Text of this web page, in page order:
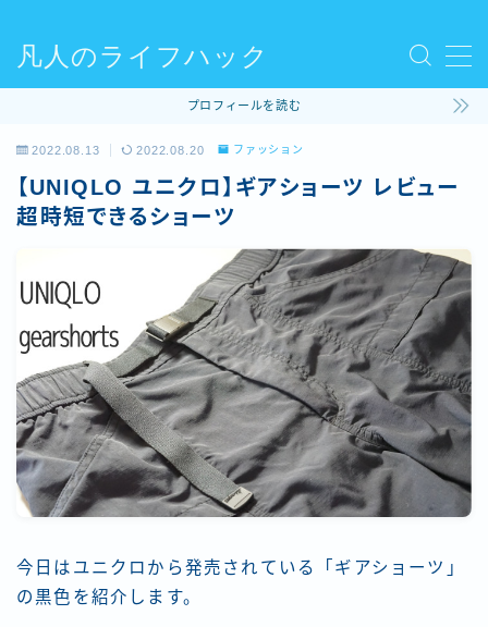
凡人のライフハック
使ってるモノ
ファッション
コラム
ビリヤード
プロフィールを読む
2022.08.13 2022.08.20 ファッション
【UNIQLO ユニクロ】ギアショーツ レビュー
超時短できるショーツ
今日はユニクロから発売されている「ギアショーツ」
の黒色を紹介します。